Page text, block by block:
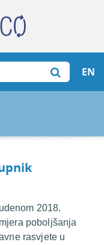
EN
2018.
poboljšanja
rasvjete u